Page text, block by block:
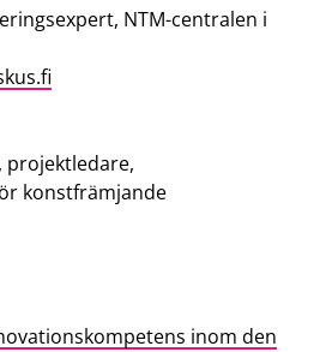
NTM-centralen i
projektledare,
konstfrämjande
inom den